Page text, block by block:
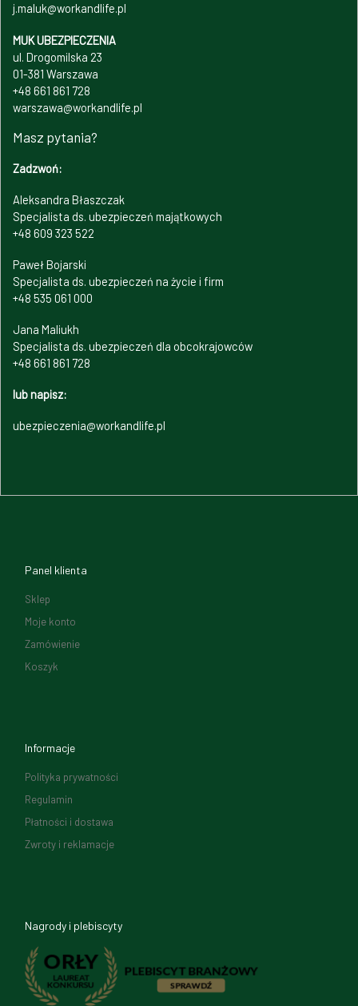
j.maluk@workandlife.pl
MUK UBEZPIECZENIA
ul. Drogomilska 23
01-381 Warszawa
+48 661 861 728
warszawa@workandlife.pl
Masz pytania?
Zadzwoń:
Aleksandra Błaszczak
Specjalista ds. ubezpieczeń majątkowych
+48 609 323 522
Paweł Bojarski
Specjalista ds. ubezpieczeń na życie i firm
+48 535 061 000
Jana Maliukh
Specjalista ds. ubezpieczeń dla obcokrajowców
+48 661 861 728
lub napisz:
ubezpieczenia@workandlife.pl
Panel klienta
Sklep
Moje konto
Zamówienie
Koszyk
Informacje
Polityka prywatności
Regulamin
Płatności i dostawa
Zwroty i reklamacje
Nagrody i plebiscyty